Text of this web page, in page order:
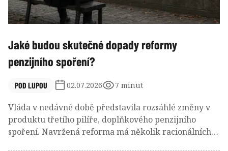
Jaké budou skutečné dopady reformy
penzijního spoření?
POD LUPOU 02.07.2026 7 minut
Vláda v nedávné době představila rozsáhlé změny v
produktu třetího pilíře, doplňkového penzijního
spoření. Navržená reforma má několik racionálních